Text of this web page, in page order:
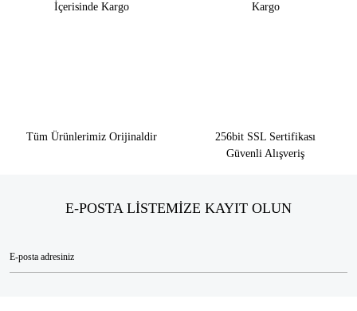
İçerisinde Kargo
Kargo
Tüm Ürünlerimiz Orijinaldir
256bit SSL Sertifikası
Güvenli Alışveriş
E-POSTA LİSTEMİZE KAYIT OLUN